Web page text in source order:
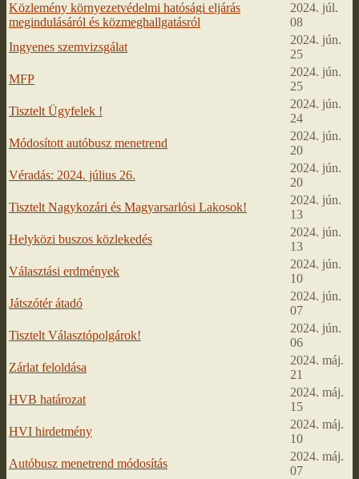
Közlemény környezetvédelmi hatósági eljárás
megindulásáról és közmeghallgatásról
2024. júl.
08
Ingyenes szemvizsgálat
2024. jún.
25
MFP
2024. jún.
25
Tisztelt Ügyfelek !
2024. jún.
24
Módosított autóbusz menetrend
2024. jún.
20
Véradás: 2024. július 26.
2024. jún.
20
Tisztelt Nagykozári és Magyarsarlósi Lakosok!
2024. jún.
13
Helyközi buszos közlekedés
2024. jún.
13
Választási erdmények
2024. jún.
10
Játszótér átadó
2024. jún.
07
Tisztelt Választópolgárok!
2024. jún.
06
Zárlat feloldása
2024. máj.
21
HVB határozat
2024. máj.
15
HVI hirdetmény
2024. máj.
10
Autóbusz menetrend módosítás
2024. máj.
07